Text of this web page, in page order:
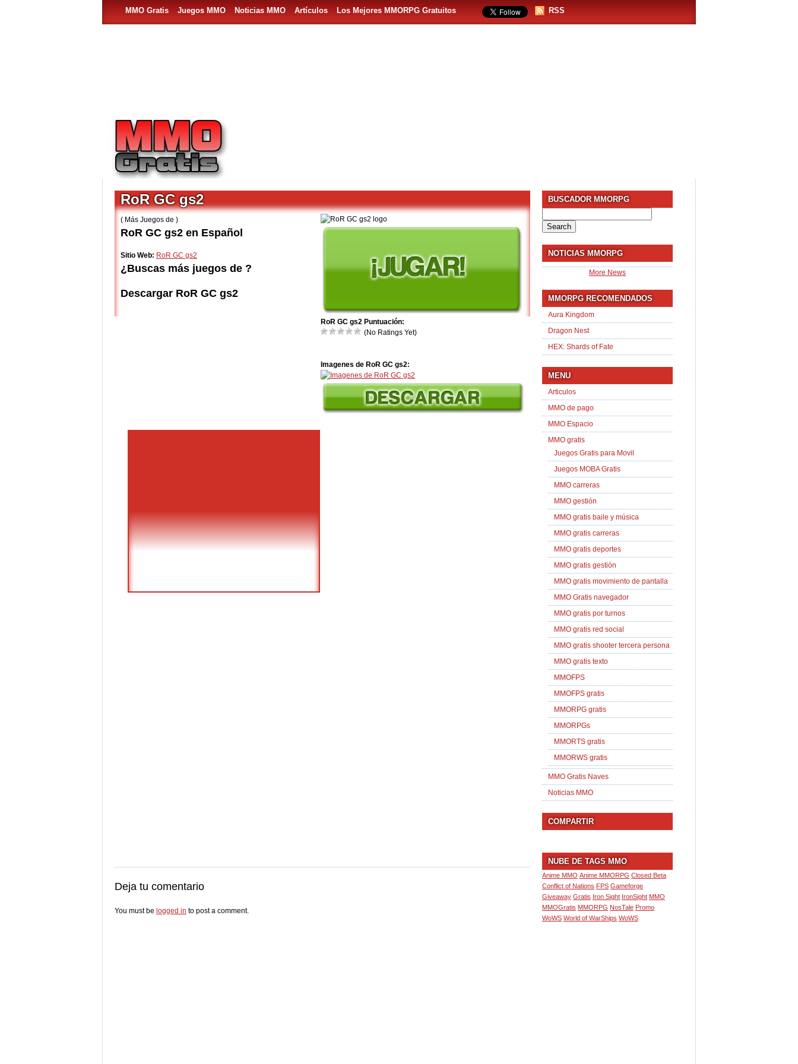
MMO Gratis Juegos MMO Noticias MMO Artículos Los Mejores MMORPG Gratuitos RSS
RoR GC gs2 Puntuación:
(No Ratings Yet)
Imagenes de RoR GC gs2:
RoR GC gs2
( Más Juegos de )
RoR GC gs2 en Español
Sitio Web: RoR GC gs2
¿Buscas más juegos de ?
Descargar RoR GC gs2
Deja tu comentario
You must be logged in to post a comment.
BUSCADOR MMORPG
for:
NOTICIAS MMORPG
More News
MMORPG RECOMENDADOS
Aura Kingdom
Dragon Nest
HEX: Shards of Fate
MENU
Articulos
MMO de pago
MMO Espacio
MMO gratis
Juegos Gratis para Movil
Juegos MOBA Gratis
MMO carreras
MMO gestión
MMO gratis baile y música
MMO gratis carreras
MMO gratis deportes
MMO gratis gestión
MMO gratis movimiento de pantalla
MMO Gratis navegador
MMO gratis por turnos
MMO gratis red social
MMO gratis shooter tercera persona
MMO gratis texto
MMOFPS
MMOFPS gratis
MMORPG gratis
MMORPGs
MMORTS gratis
MMORWS gratis
MMO Gratis Naves
Noticias MMO
COMPARTIR
NUBE DE TAGS MMO
Anime MMO Anime MMORPG Closed Beta
Conflict of Nations FPS Gameforge
Giveaway Gratis Iron Sight IronSight MMO
MMOGratis MMORPG NosTale Promo
WoWS World of WarShips WoWS